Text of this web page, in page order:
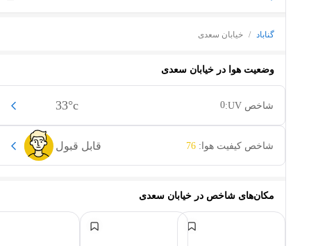
گناباد / خیابان سعدی
وضعیت هوا در خیابان سعدی
33°c شاخص UV: 0
قابل قبول شاخص کیفیت هوا: 76
مکان‌های شاخص در خیابان سعدی